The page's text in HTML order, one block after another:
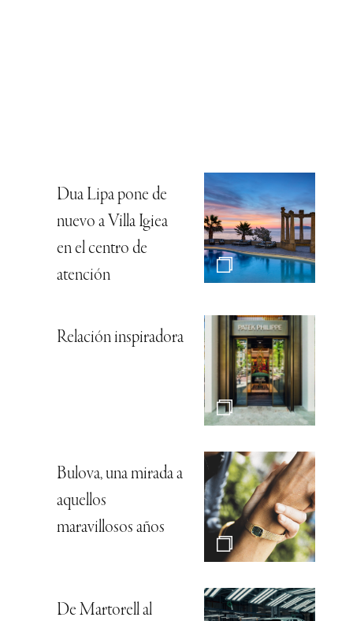
Dua Lipa pone de
nuevo a Villa Igiea
en el centro de
atención
Relación inspiradora
Bulova, una mirada a
aquellos
maravillosos años
De Martorell al